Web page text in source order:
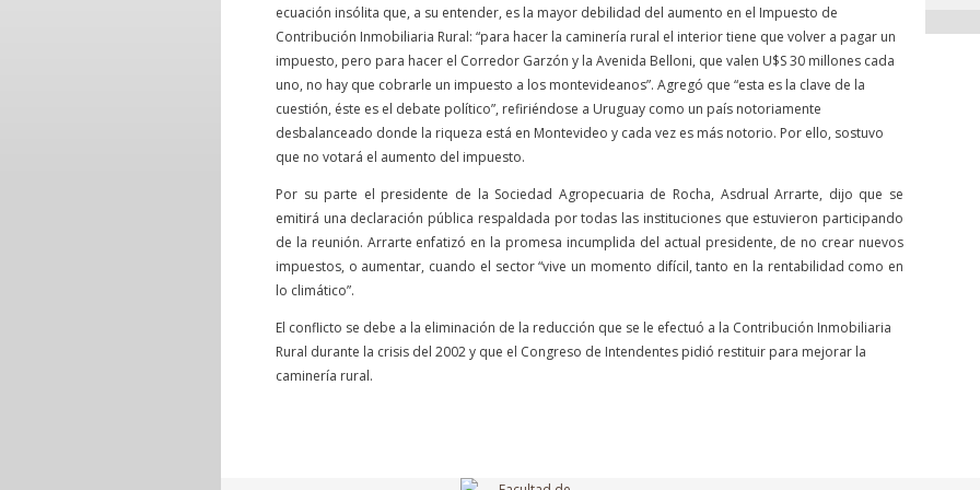
ecuación insólita que, a su entender, es la mayor debilidad del aumento en el Impuesto de
Contribución Inmobiliaria Rural: “para hacer la caminería rural el interior tiene que volver a pagar un
impuesto, pero para hacer el Corredor Garzón y la Avenida Belloni, que valen U$S 30 millones cada
uno, no hay que cobrarle un impuesto a los montevideanos”. Agregó que “esta es la clave de la
cuestión, éste es el debate político”, refiriéndose a Uruguay como un país notoriamente
desbalanceado donde la riqueza está en Montevideo y cada vez es más notorio. Por ello, sostuvo
que no votará el aumento del impuesto.
Por su parte el presidente de la Sociedad Agropecuaria de Rocha, Asdrual Arrarte, dijo que se
emitirá una declaración pública respaldada por todas las instituciones que estuvieron participando
de la reunión. Arrarte enfatizó en la promesa incumplida del actual presidente, de no crear nuevos
impuestos, o aumentar, cuando el sector “vive un momento difícil, tanto en la rentabilidad como en
lo climático”.
El conflicto se debe a la eliminación de la reducción que se le efectuó a la Contribución Inmobiliaria
Rural durante la crisis del 2002 y que el Congreso de Intendentes pidió restituir para mejorar la
caminería rural.